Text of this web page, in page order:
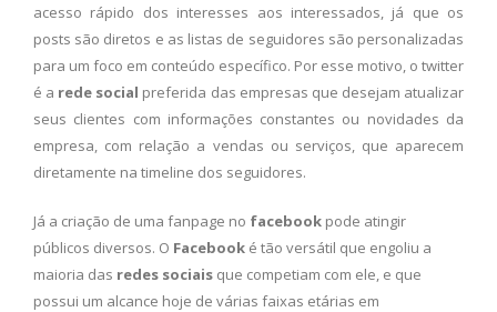
acesso rápido dos interesses aos interessados, já que os
posts são diretos e as listas de seguidores são personalizadas
para um foco em conteúdo específico. Por esse motivo, o twitter
é a rede social preferida das empresas que desejam atualizar
seus clientes com informações constantes ou novidades da
empresa, com relação a vendas ou serviços, que aparecem
diretamente na timeline dos seguidores.
Já a criação de uma fanpage no facebook pode atingir
públicos diversos. O Facebook é tão versátil que engoliu a
maioria das redes sociais que competiam com ele, e que
possui um alcance hoje de várias faixas etárias em